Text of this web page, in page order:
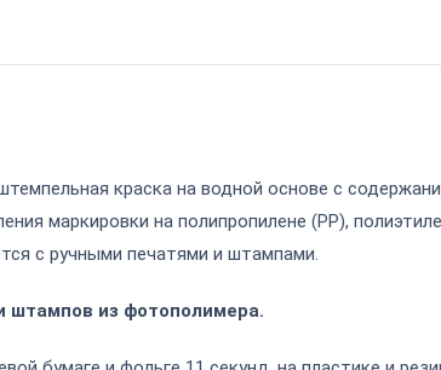
краска на водной основе с
маркировки на полипропилене (PP),
с ручными печатями и штампами.
штампов из фотополимера.